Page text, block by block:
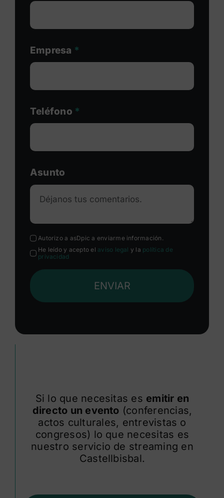
Empresa *
Teléfono *
Asunto
Autorizo a asDpic a enviarme información.
He leído y acepto el aviso legal y la política de
privacidad
ENVIAR
Si lo que necesitas es emitir en
directo un evento (conferencias,
actos culturales, entrevistas o
congresos) lo que necesitas es
nuestro servicio de streaming en
Castellbisbal.